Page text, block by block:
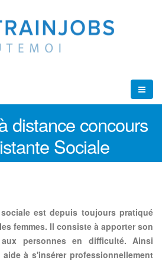
distance concours
Sociale
est depuis toujours pratiqué
femmes. Il consiste à apporter son
personnes en difficulté. Ainsi
à s'insérer professionnellement